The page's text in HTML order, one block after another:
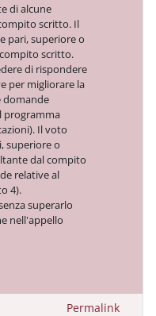
di alcune
scritto. Il
pari, superiore o
scritto.
di rispondere
per migliorare la
domande
programma
Ilvoto
superiore o
dal compito
relative al
4).
superarlo
nell'appello
Permalink